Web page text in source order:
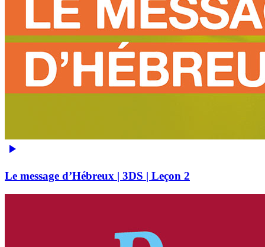
Le message d’Hébreux | 3DS | Leçon 2